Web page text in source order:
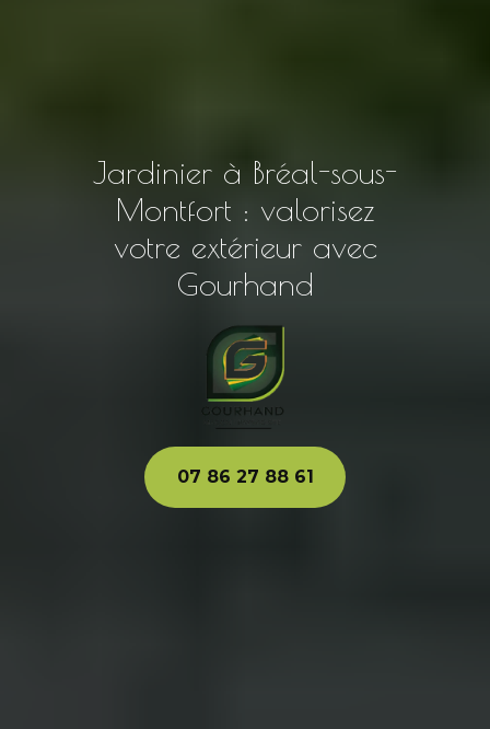
Jardinier à Bréal-sous-
Montfort : valorisez
votre extérieur avec
Gourhand
07 86 27 88 61